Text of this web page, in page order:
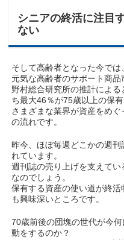
シニアの終活に注目
ない
そして高齢者となった今では
元気な高齢者のサポート商品
野村総合研究所の推計によ
ち最大46％が75歳以上の保
さまざまな業界が資産をめ
の流れです。
昨今、ほぼ毎週どこかの週
れています。
週刊誌の売り上げを支えてい
なのでしょう。
保有する資産の使い道が終
も興味深いところです。
70歳前後の団塊の世代が今
動をするのか？